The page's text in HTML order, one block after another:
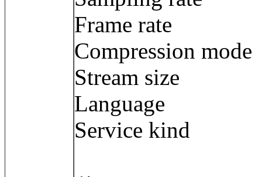
Frame rate :
Compression
Stream size :
Language :
Service kind :